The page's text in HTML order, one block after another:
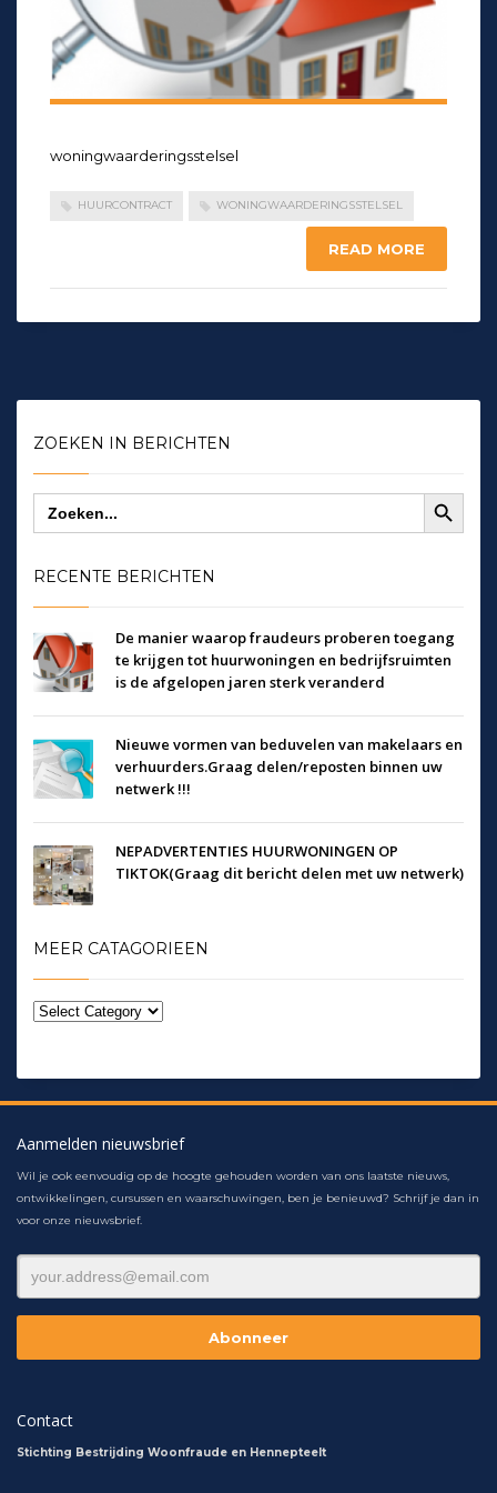
woningwaarderingsstelsel
HUURCONTRACT WONINGWAARDERINGSSTELSEL
READ MORE
ZOEKEN IN BERICHTEN
Zoek
naar:
Zoekknop
RECENTE BERICHTEN
De manier waarop fraudeurs proberen toegang
te krijgen tot huurwoningen en bedrijfsruimten
is de afgelopen jaren sterk veranderd
Nieuwe vormen van beduvelen van makelaars en
verhuurders.Graag delen/reposten binnen uw
netwerk !!!
NEPADVERTENTIES HUURWONINGEN OP
TIKTOK(Graag dit bericht delen met uw netwerk)
MEER CATAGORIEEN
Aanmelden nieuwsbrief
Wil je ook eenvoudig op de hoogte gehouden worden van ons laatste nieuws,
ontwikkelingen, cursussen en waarschuwingen, ben je benieuwd? Schrijf je dan in
voor onze nieuwsbrief.
Contact
Stichting Bestrijding Woonfraude en Hennepteelt